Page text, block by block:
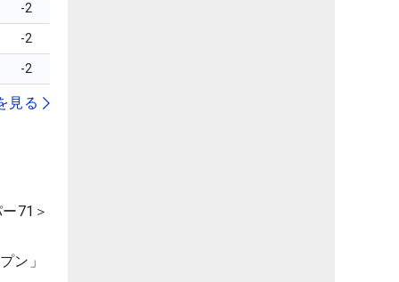
-2
-2
-2
見る
71＞
ン」